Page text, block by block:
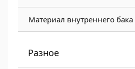
Материал внутреннего бака
Разное